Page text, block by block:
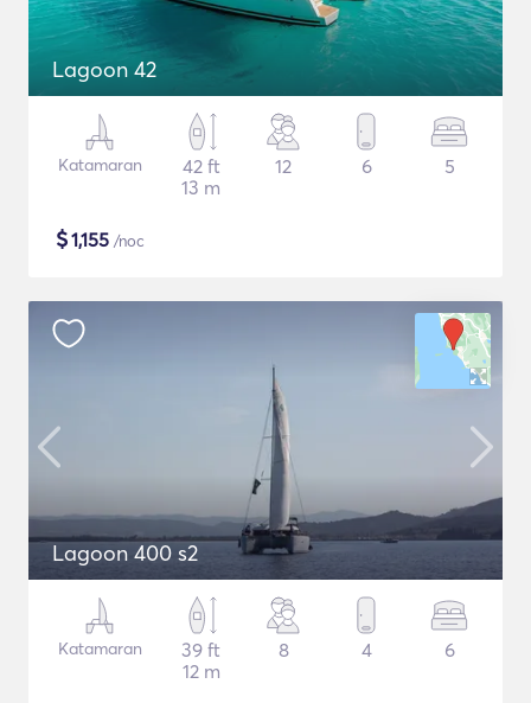
Lagoon 42
Katamaran
42 ft
13 m
12 6 5
$1,155 /noc
Lagoon 400 s2
Katamaran
39 ft
12 m
8 4 6